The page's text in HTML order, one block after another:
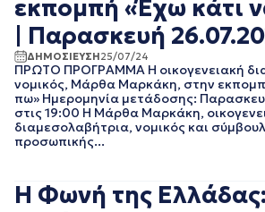
EΡΤNEWS
ΑΘΛΗΤΙΚΑ
ΓΕΝΙΚΗ
ΓΡΑΦΕΙΟ ΤΥΠΟΥ
ΕΡΤ
ΚΙΝΗΜΑΤΟΓΡΑΦΙΚΕΣ
ΤΑΙΝΙΕΣ
ΠΟΛΙΤΙΚΗ
ΠΟΛΙΤΙΣΜΟΣ
ΜΑΙΟΣ 2025
ΑΠΡΙΛΙΟΣ 2025
ΜΑΡΤΙΟΣ 2025
ΦΕΒΡΟΥΑΡΙΟΣ 2025
ΙΑΝΟΥΑΡΙΟΣ 2025
ΔΕΚΕΜΒΡΙΟΣ 2024
ΝΟΕΜΒΡΙΟΣ 2024
ΑΥΓΟΥΣΤΟΣ 2024
ΙΟΥΛΙΟΣ 2024
εκπομπή «Έχω κάτι
| Παρασκευή
ΔΗΜΟΣΙΕΥΣΗ25/07/24
ΠΡΩΤΟ ΠΡΟΓΡΑΜΜΑ Η οικογενειακή
νομικός, Μάρθα Μαρκάκη, στην
πω» Ημερομηνία μετάδοσης:
στις 19:00 Η Μάρθα Μαρκάκη,
διαμεσολαβήτρια, νομικός και
προσωπικής...
Η Φωνή της Ελλάδας: